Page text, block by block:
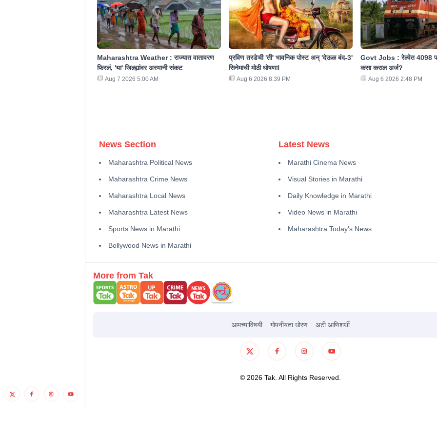
Maharashtra Weather : राज्यात वातावरण
फिरलं, 'या' जिल्ह्यांवर अस्मानी संकट
Aug 7 2026 5:00 AM
प्रविण तरडेची 'ती' भावनिक पोस्ट अन् 'देऊळ बंद-3'
सिनेमाची मोठी घोषणा!
Aug 6 2026 8:39 PM
Govt Jobs : रेल्वेत 4098
कसा कराल अर्ज?
Aug 6 2026 2:48 PM
News Section
Maharashtra Political News
Maharashtra Crime News
Maharashtra Local News
Maharashtra Latest News
Sports News in Marathi
Bollywood News in Marathi
Latest News
Marathi Cinema News
Visual Stories in Marathi
Daily Knowledge in Marathi
Video News in Marathi
Maharashtra Today's News
More from Tak
आमच्याविषयी गोपनीयता धोरण अटी आणिशर्थी
©2026 Tak. All Rights Reserved.